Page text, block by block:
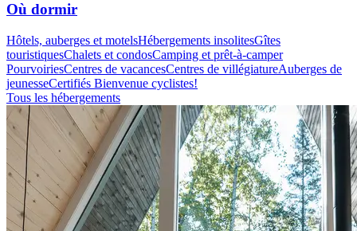
Où dormir
Hôtels, auberges et motelsHébergements insolitesGîtes
touristiquesChalets et condosCamping et prêt-à-camper
PourvoiriesCentres de vacancesCentres de villégiatureAuberges de
jeunesseCertifiés Bienvenue cyclistes!
Tous les hébergements